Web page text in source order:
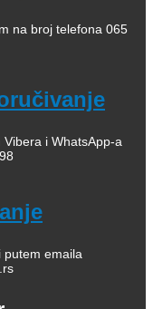
na broj telefona 065
i WhatsApp-a
putem emaila